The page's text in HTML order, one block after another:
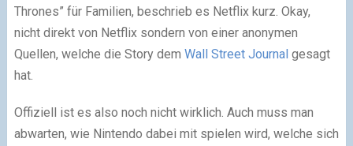
Thrones” für Familien, beschrieb es Netflix kurz. Okay,
nicht direkt von Netflix sondern von einer anonymen
Quellen, welche die Story dem Wall Street Journalgesagt
hat.
Offiziell ist es also noch nicht wirklich. Auch muss man
abwarten, wie Nintendo dabei mit spielen wird, welche sich